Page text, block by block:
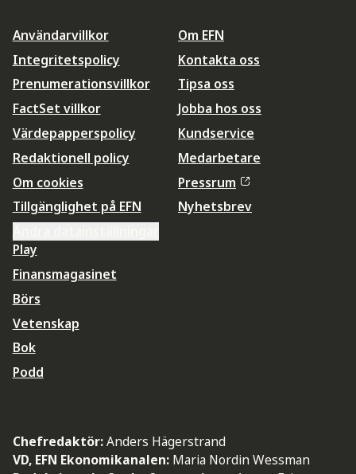
Användarvillkor
Integritetspolicy
Prenumerationsvillkor
FactSet villkor
Värdepapperspolicy
Redaktionell policy
Om cookies
Tillgänglighet på EFN
Om EFN
Kontakta oss
Tipsa oss
Jobba hos oss
Kundservice
Medarbetare
Pressrum
Nyhetsbrev
Play
Finansmagasinet
Börs
Vetenskap
Bok
Podd
Chefredaktör:Anders Hägerstrand
VD, EFN Ekonomikanalen: Maria Nordin Wessman